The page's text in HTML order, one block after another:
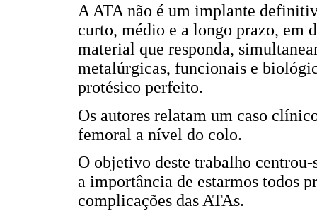
A ATA não é um implante
curto, médio e a longo prazo, em
material que responda,
metalúrgicas, funcionais e
protésico perfeito.
Os autores relatam um caso
femoral a nível do colo.
O objetivo deste trabalho
a importância de estarmos todos
complicações das ATAs.